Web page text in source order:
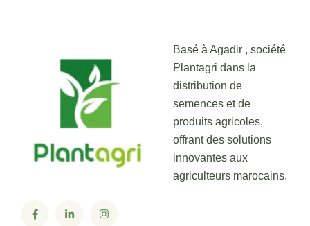
Basé à Agadir , société
Plantagri dans la
distribution de
semences et de
produits agricoles,
offrant des solutions
innovantes aux
agriculteurs marocains.